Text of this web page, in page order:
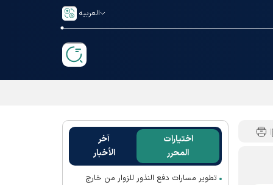
العربیه
اختيارات
المحرر
آخر
الأخبار
تطوير مسارات دفع النذور للزوار من خارج